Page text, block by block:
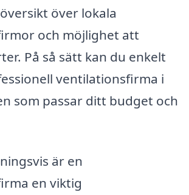
över lokala
och möjlighet att
På så sätt kan du enkelt
ventilationsfirma i
som passar ditt budget och
är en
en viktig